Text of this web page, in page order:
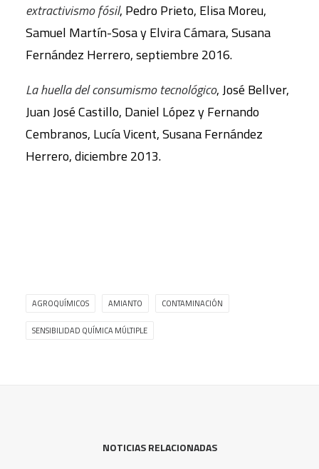
extractivismo fósil, Pedro Prieto, Elisa Moreu,
Samuel Martín-Sosa y Elvira Cámara, Susana
Fernández Herrero, septiembre 2016.
La huella del consumismo tecnológico, José Bellver,
Juan José Castillo, Daniel López y Fernando
Cembranos, Lucía Vicent, Susana Fernández
Herrero, diciembre 2013.
AGROQUÍMICOS AMIANTO CONTAMINACIÓN
SENSIBILIDAD QUÍMICA MÚLTIPLE
NOTICIAS RELACIONADAS